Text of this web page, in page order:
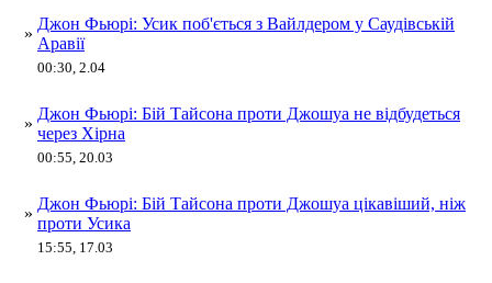
»
Джон Фьюрі: Усик поб'ється з Вайлдером у Саудівській
Аравії
00:30, 2.04
»
Джон Фьюрі: Бій Тайсона проти Джошуа не відбудеться
через Хірна
00:55, 20.03
»
Джон Фьюрі: Бій Тайсона проти Джошуа цікавіший, ніж
проти Усика
15:55, 17.03